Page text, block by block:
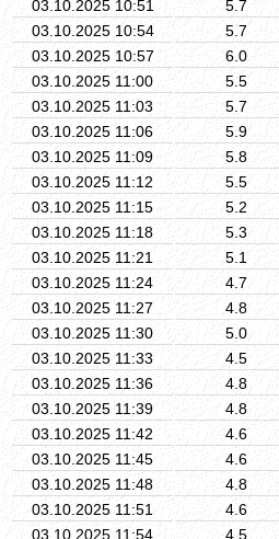
03.10.2025 10:51
5.7
03.10.2025 10:54
5.7
03.10.2025 10:57
6.0
03.10.2025 11:00
5.5
03.10.2025 11:03
5.7
03.10.2025 11:06
5.9
03.10.2025 11:09
5.8
03.10.2025 11:12
5.5
03.10.2025 11:15
5.2
03.10.2025 11:18
5.3
03.10.2025 11:21
5.1
03.10.2025 11:24
4.7
03.10.2025 11:27
4.8
03.10.2025 11:30
5.0
03.10.2025 11:33
4.5
03.10.2025 11:36
4.8
03.10.2025 11:39
4.8
03.10.2025 11:42
4.6
03.10.2025 11:45
4.6
03.10.2025 11:48
4.8
03.10.2025 11:51
4.6
03.10.2025 11:54
4.5